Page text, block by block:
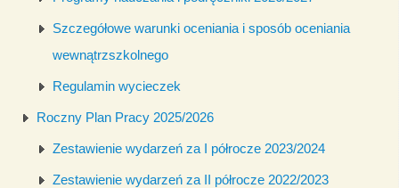
Szczegółowe warunki oceniania i sposób oceniania
wewnątrzszkolnego
Regulamin wycieczek
Roczny Plan Pracy 2025/2026
Zestawienie wydarzeń za I półrocze 2023/2024
Zestawienie wydarzeń za II półrocze 2022/2023